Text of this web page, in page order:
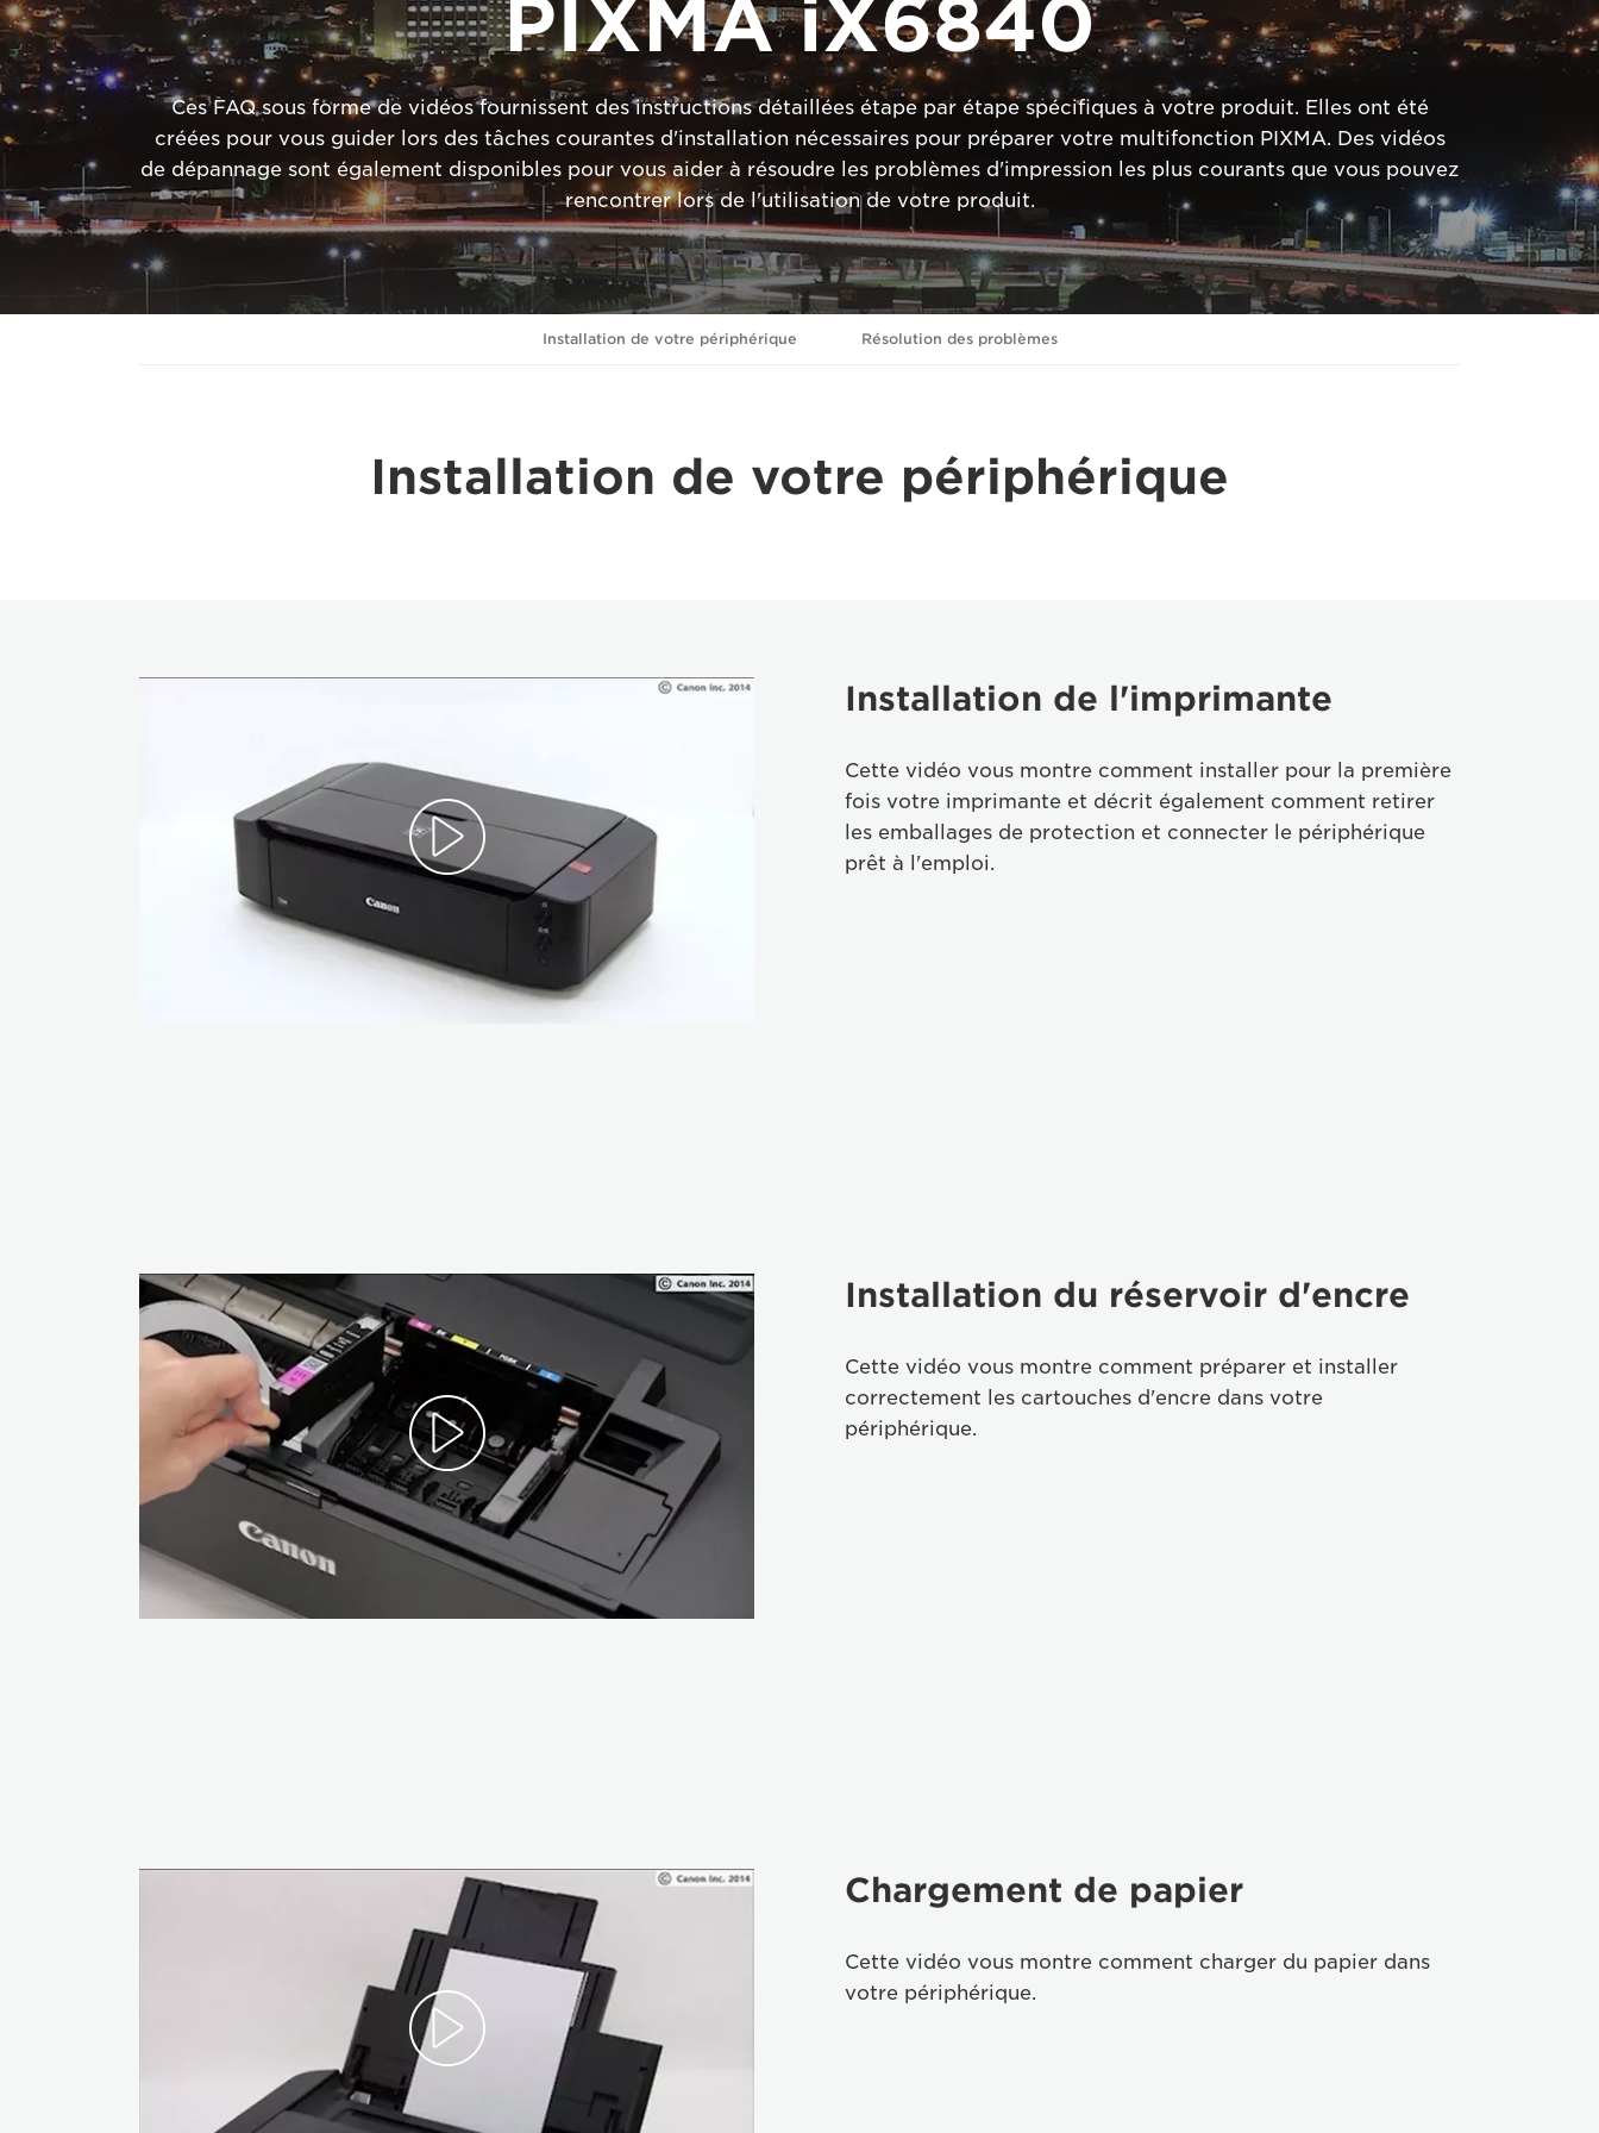
PIXMA iX6840
Ces FAQ sous forme de vidéos fournissent des instructions détaillées étape par étape spécifiques à votre produit. Elles ont été
créées pour vous guider lors des tâches courantes d'installation nécessaires pour préparer votre multifonction PIXMA. Des vidéos
de dépannage sont également disponibles pour vous aider à résoudre les problèmes d'impression les plus courants que vous pouvez
rencontrer lors de l'utilisation de votre produit.
Installation de votre périphérique Résolution des problèmes
Installation de votre périphérique
Installation de l'imprimante
Cette vidéo vous montre comment installer pour la première
fois votre imprimante et décrit également comment retirer
les emballages de protection et connecter le périphérique
prêt à l'emploi.
Installation du réservoir d'encre
Cette vidéo vous montre comment préparer et installer
correctement les cartouches d'encre dans votre
périphérique.
Chargement de papier
Cette vidéo vous montre comment charger du papier dans
votre périphérique.